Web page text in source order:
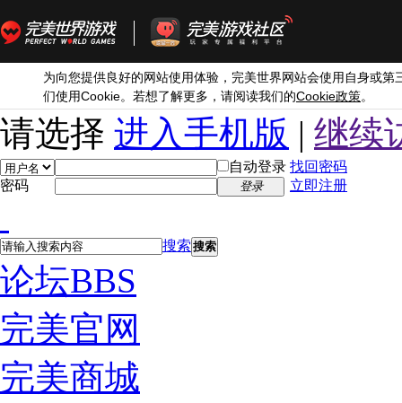
为向您提供良好的网站使用体验，完美世界网站会使用自身或第
们使用Cookie。若想了解更多，请阅读我们的Cookie政策。
请选择 进入手机版 | 继续
自动登录 找回密码
密码
登录 立即注册
搜索 搜索
论坛BBS
完美官网
完美商城